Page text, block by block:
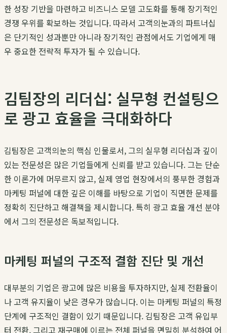
한 성장 기반을 마련하고 비즈니스 모델 고도화를 통해 장기적인
경쟁 우위를 확보하는 것입니다. 따라서 고객의눈과의 파트너십
은 단기적인 성과뿐만 아니라 장기적인 관점에서도 기업에게 매
우 중요한 전략적 투자가 될 수 있습니다.
김팀장의 리더십: 실무형 컨설팅으
로 광고 효율을 극대화하다
김팀장은 고객의눈의 핵심 인물로서, 그의 실무형 리더십과 깊이
있는 전문성은 많은 기업들에게 신뢰를 받고 있습니다. 그는 단순
한 이론가에 머무르지 않고, 실제 영업 현장에서의 풍부한 경험과
마케팅 퍼널에 대한 깊은 이해를 바탕으로 기업이 직면한 문제를
정확히 진단하고 해결책을 제시합니다. 특히 광고 효율 개선 분야
에서 그의 전문성은 독보적입니다.
마케팅 퍼널의 구조적 결함 진단 및 개선
대부분의 기업은 광고에 많은 비용을 투자하지만, 실제 전환율이
나 고객 유지율이 낮은 경우가 많습니다. 이는 마케팅 퍼널의 특정
단계에 구조적인 결함이 있기 때문입니다.김팀장은 고객 유입부
터 전환, 그리고 재구매에 이르는 전체 퍼널을 면밀히 분석하여 어